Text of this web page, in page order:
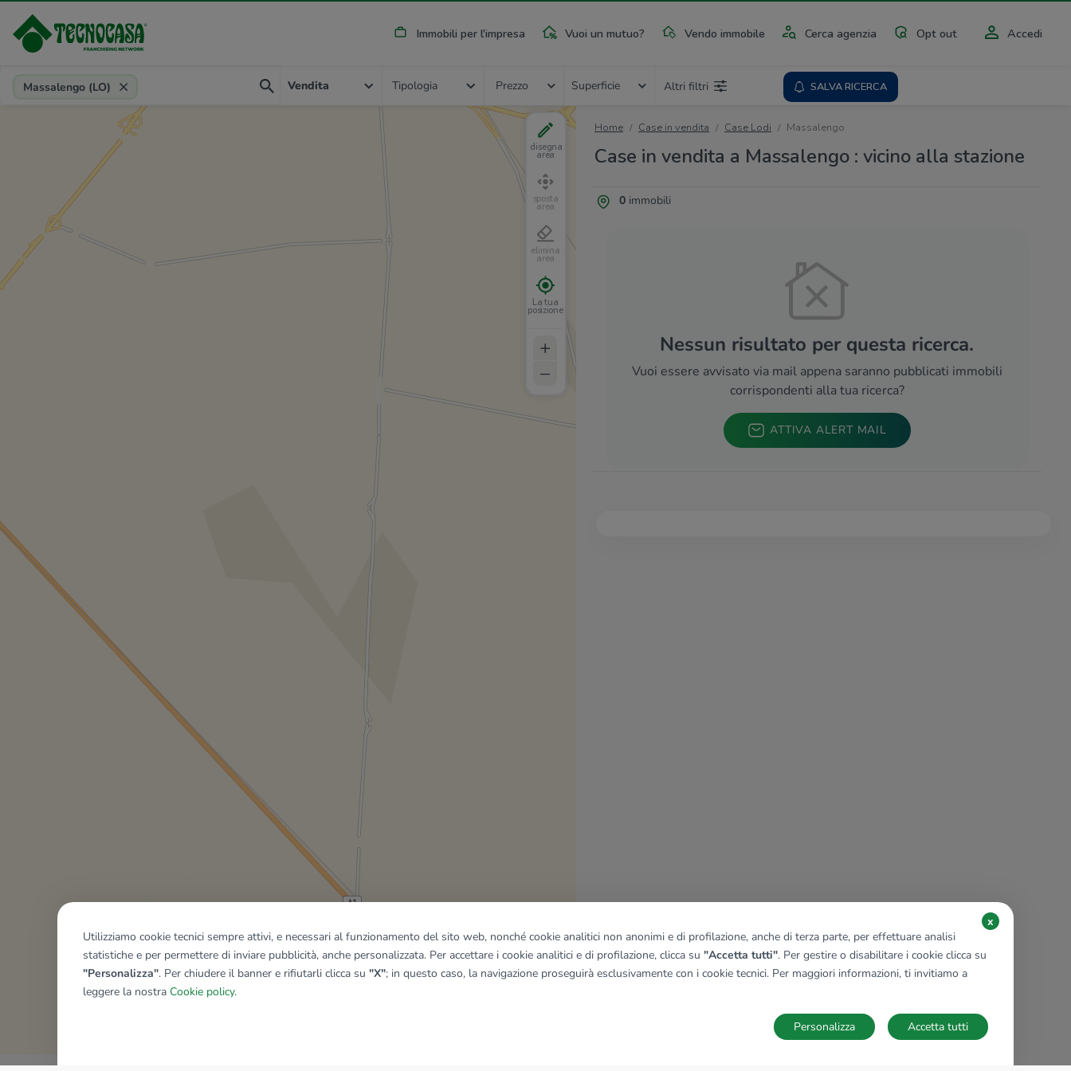
Immobili per l'impresa Vuoi un mutuo? Vendo immobile Cerca agenzia Opt out Accedi
Provincia, comune, zona, riferimento
Massalengo (LO) Vendita Tipologia Prezzo Superficie Altri filtri SALVA RICERCA
Home Case in vendita Case Lodi Massalengo
Case in vendita a Massalengo : vicino alla stazione
0immobili
Nessun risultato per questa ricerca.
Vuoi essere avvisato via mail appena saranno pubblicati immobili
corrispondenti alla tua ricerca?
ATTIVA ALERT MAIL
disegna
area
sposta
area
elimina
area
La tua
posizione
+
–
Mostra tutti gli immobili del riquadro
Utilizziamo cookie tecnici sempre attivi, e necessari al funzionamento del sito web, nonché cookie analitici non anonimi e di profilazione, anche di terza parte, per effettuare analisi
statistiche e per permettere di inviare pubblicità, anche personalizzata. Per accettare i cookie analitici e di profilazione, clicca su "Accetta tutti". Per gestire o disabilitare i cookie clicca su
"Personalizza". Per chiudere il banner e rifiutarli clicca su "X"; in questo caso, la navigazione proseguirà esclusivamente con i cookie tecnici. Per maggiori informazioni, ti invitiamo a
leggere la nostra Cookie policy.
x
Accetta tutti
Personalizza